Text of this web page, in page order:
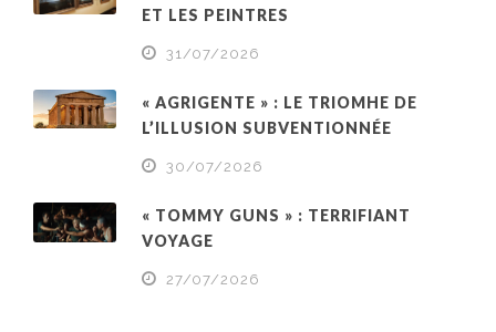
ET LES PEINTRES
31/07/2026
« AGRIGENTE » : LE TRIOMHE DE
L’ILLUSION SUBVENTIONNÉE
30/07/2026
« TOMMY GUNS » : TERRIFIANT
VOYAGE
27/07/2026